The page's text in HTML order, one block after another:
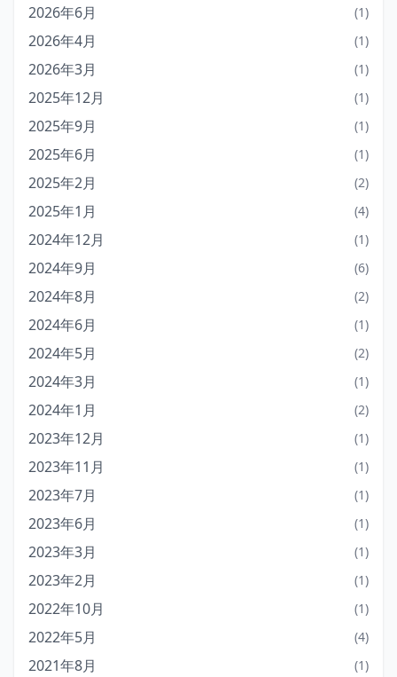
2026年6月 (1)
2026年4月 (1)
2026年3月 (1)
2025年12月 (1)
2025年9月 (1)
2025年6月 (1)
2025年2月 (2)
2025年1月 (4)
2024年12月 (1)
2024年9月 (6)
2024年8月 (2)
2024年6月 (1)
2024年5月 (2)
2024年3月 (1)
2024年1月 (2)
2023年12月 (1)
2023年11月 (1)
2023年7月 (1)
2023年6月 (1)
2023年3月 (1)
2023年2月 (1)
2022年10月 (1)
2022年5月 (4)
2021年8月 (1)